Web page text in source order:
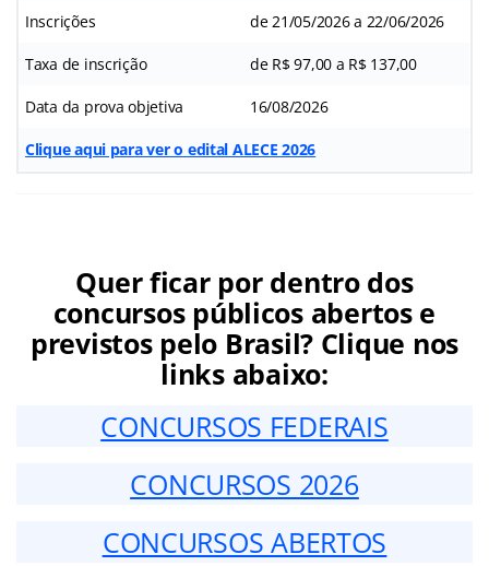
Inscrições de 21/05/2026 a 22/06/2026
Taxa de inscrição de R$ 97,00 a R$ 137,00
Data da prova objetiva 16/08/2026
Clique aqui para ver o edital ALECE 2026
Quer ficar por dentro dos
concursos públicos abertos e
previstos pelo Brasil? Clique nos
links abaixo:
CONCURSOS FEDERAIS
CONCURSOS 2026
CONCURSOS ABERTOS